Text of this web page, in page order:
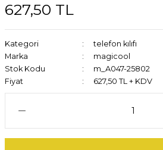
627,50 TL
Kategori
telefon kılıfı
Marka
magicool
Stok Kodu
m_A047-25802
Fiyat
627,50 TL + KDV